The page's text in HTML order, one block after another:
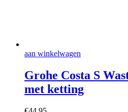
aan winkelwagen
Grohe Costa S
met ketting